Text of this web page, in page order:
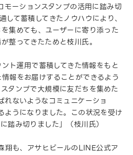
ーションスタンプの活用に踏み切
て蓄積してきたノウハウにより、
集めても、ユーザーに寄り添った
整ってきたためと枝川氏。
ト運用で蓄積してきた情報をもと
報をお届けすることができるよう
タンプで大規模に友だちを集めた
れないようなコミュニケーショ
ようになりました。この状況を受け
踏み切りました」（枝川氏）
翔も、アサヒビールのLINE公式ア